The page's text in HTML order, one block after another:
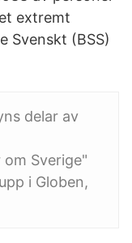
extremt
Svenskt (BSS)
delar av
Sverige"
i Globen,